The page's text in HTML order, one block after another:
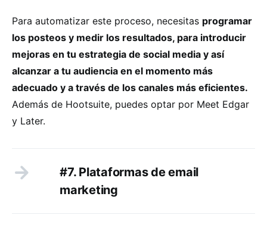
Para automatizar este proceso, necesitas programar
los posteos y medir los resultados, para introducir
mejoras en tu estrategia de social media y así
alcanzar a tu audiencia en el momento más
adecuado y a través de los canales más eficientes.
Además de Hootsuite, puedes optar por Meet Edgar
y Later.
#7. Plataformas de email
marketing